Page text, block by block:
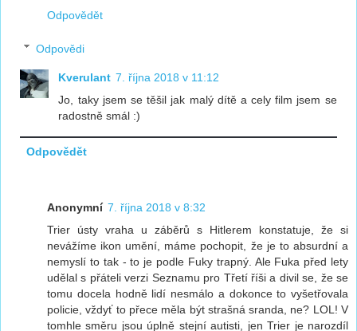
Odpovědět
Odpovědi
Kverulant 7. října 2018 v 11:12
Jo, taky jsem se těšil jak malý dítě a cely film jsem se
radostně smál :)
Odpovědět
Anonymní 7. října 2018 v 8:32
Trier ústy vraha u záběrů s Hitlerem konstatuje, že si
nevážíme ikon umění, máme pochopit, že je to absurdní a
nemyslí to tak - to je podle Fuky trapný. Ale Fuka před lety
udělal s přáteli verzi Seznamu pro Třetí říši a divil se, že se
tomu docela hodně lidí nesmálo a dokonce to vyšetřovala
policie, vždyť to přece měla být strašná sranda, ne? LOL! V
tomhle směru jsou úplně stejní autisti, jen Trier je narozdíl